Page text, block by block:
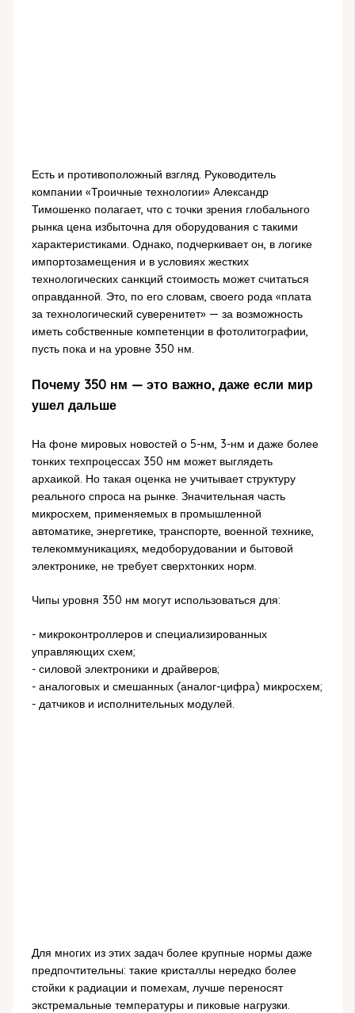
Есть и противоположный взгляд. Руководитель
компании «Троичные технологии» Александр
Тимошенко полагает, что с точки зрения глобального
рынка цена избыточна для оборудования с такими
характеристиками. Однако, подчеркивает он, в логике
импортозамещения и в условиях жестких
технологических санкций стоимость может считаться
оправданной. Это, по его словам, своего рода «плата
за технологический суверенитет» — за возможность
иметь собственные компетенции в фотолитографии,
пусть пока и на уровне 350 нм.
Почему 350 нм — это важно, даже если мир
ушел дальше
На фоне мировых новостей о 5-нм, 3-нм и даже более
тонких техпроцессах 350 нм может выглядеть
архаикой. Но такая оценка не учитывает структуру
реального спроса на рынке. Значительная часть
микросхем, применяемых в промышленной
автоматике, энергетике, транспорте, военной технике,
телекоммуникациях, медоборудовании и бытовой
электронике, не требует сверхтонких норм.
Чипы уровня 350 нм могут использоваться для:
- микроконтроллеров и специализированных
управляющих схем;
- силовой электроники и драйверов;
- аналоговых и смешанных (аналог-цифра) микросхем;
- датчиков и исполнительных модулей.
Для многих из этих задач более крупные нормы даже
предпочтительны: такие кристаллы нередко более
стойки к радиации и помехам, лучше переносят
экстремальные температуры и пиковые нагрузки.